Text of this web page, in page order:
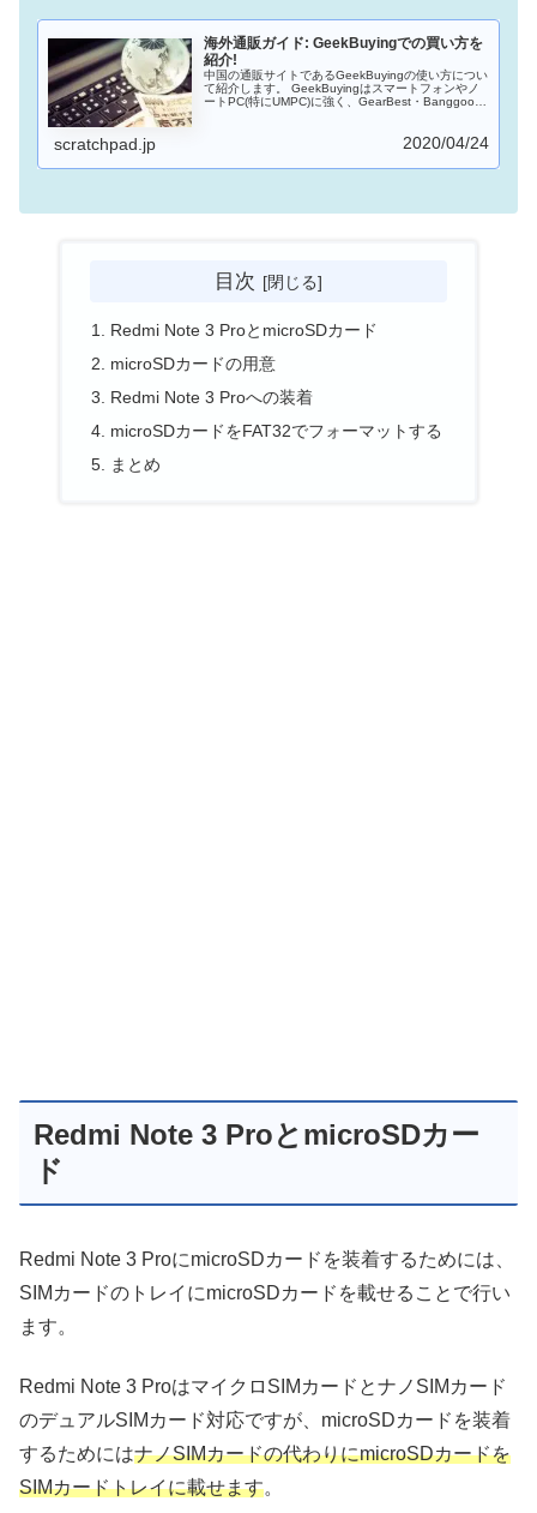
海外通販ガイド: GeekBuyingでの買い方を
紹介!
中国の通販サイトであるGeekBuyingの使い方につい
て紹介します。 GeekBuyingはスマートフォンやノ
ートPC(特にUMPC)に強く、GearBest・Banggood
scratchpad.jp 2020/04/24
目次
Redmi Note 3 ProとmicroSDカード
microSDカードの用意
Redmi Note 3 Proへの装着
microSDカードをFAT32でフォーマットする
まとめ
Redmi Note 3 ProとmicroSDカー
ド
Redmi Note 3 ProにmicroSDカードを装着するためには、
SIMカードのトレイにmicroSDカードを載せることで行い
ます。
Redmi Note 3 ProはマイクロSIMカードとナノSIMカード
のデュアルSIMカード対応ですが、microSDカードを装着
するためにはナノSIMカードの代わりにmicroSDカードを
SIMカードトレイに載せます。